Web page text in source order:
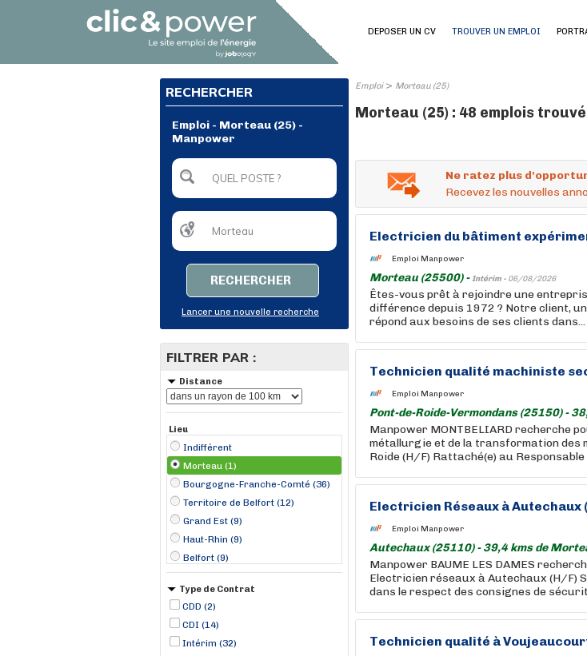
DEPOSER UN CV TROUVER UN EMPLOI
RECHERCHER
Emploi - Morteau (25) -
Manpower
RECHERCHER
Lancer une nouvelle recherche
FILTRER PAR :
Distance
Lieu
Indifférent
Morteau (1)
Bourgogne-Franche-Comté (36)
Territoire de Belfort (12)
Grand Est (9)
Haut-Rhin (9)
Belfort (9)
Dole (3)
Mulhouse (3)
Poligny (3)
Héricourt (2)
Plancher-Bas (2)
Type de Contrat
CDD (2)
CDI (14)
Intérim (32)
Emploi> Morteau (25)
Morteau (25) : 48 emplois
Ne ratez plus
Recevez les nouvelles
Electricien du bâtiment
Emploi Manpower
Morteau (25500) -Intérim - 06/08/2026
Êtes-vous prêt à rejoindre une
différence depuis 1972 ? Notre client,
répond aux besoins de ses clients dans...
Technicien qualité machiniste
Emploi Manpower
Pont-de-Roide-Vermondans (25150) -
Manpower MONTBELIARD recherche
métallurgie et de la transformation des
Roide (H/F) Rattaché(e) au Responsable
Electricien Réseaux à Autechaux
Emploi Manpower
Autechaux (25110) - 39,4 kms de
Manpower BAUME LES DAMES
Electricien réseaux à Autechaux (H/F)
dans le respect des consignes de
Technicien qualité à